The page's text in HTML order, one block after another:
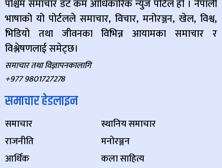
पश्चिम समाचार डट कम आधिकारिक न्युज पोर्टल हो । नेपाली
भाषाको यो पोर्टलले समाचार, विचार, मनोरञ्जन, खेल, विश्व,
भिडियो तथा जीवनका विभिन्न आयामका समाचार र
विश्लेषणलाई समेट्छ।
समाचार तथा विज्ञापनकालागि
+977 9801727278
समाचार हेडलाइन
समाचार
राजनीति
आर्थिक
स्थानिय समाचार
मनोरञ्जन
कला साहित्य